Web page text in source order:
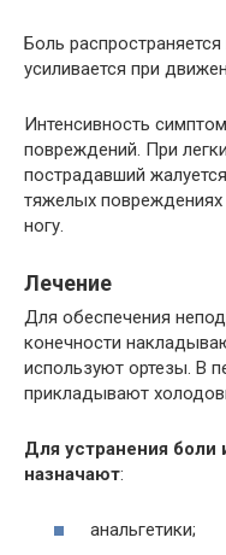
Боль
усиливается при
Интенсивность
повреждений. При
пострадавший
тяжелых повреждениях
ногу.
Лечение
Для обеспечения
конечности
используют ортезы. В
прикладывают
Для устранения боли
назначают:
анальгетики;